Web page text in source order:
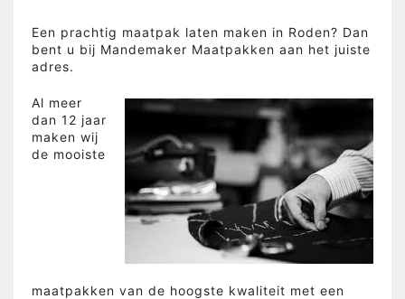
Een prachtig maatpak laten maken in Roden? Dan
bent u bij Mandemaker Maatpakken aan het juiste
adres.
Al meer
dan 12 jaar
maken wij
de mooiste
maatpakken van de hoogste kwaliteit met een